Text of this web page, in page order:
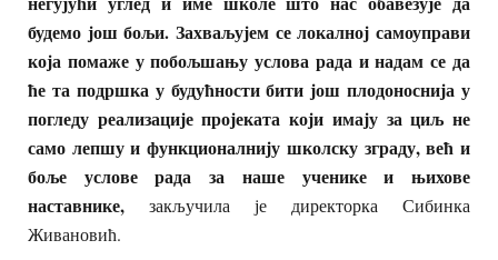
будемо још бољи. Захваљујем се локалној самоуправи
која помаже у побољшању услова рада и надам се да
ће та подршка у будућности бити још плодоноснија у
погледу реализације пројеката који имају за циљ не
само лепшу и функционалнију школску зграду, већ и
боље услове рада за наше ученике и њихове
наставнике, закључила је директорка Сибинка
Живановић.